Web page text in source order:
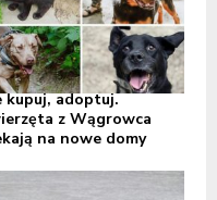
kupuj, adoptuj.
z Wągrowca
na nowe domy